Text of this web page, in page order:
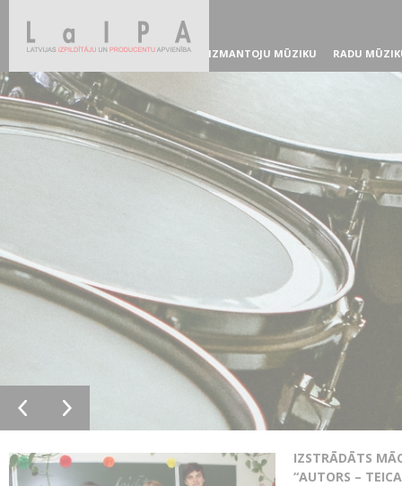
IZMANTOJU MŪZIKU RADU
IZSTRĀDĀTS
“AUTORS –